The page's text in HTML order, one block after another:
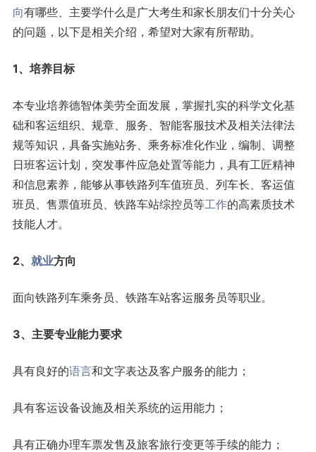
向有哪些、主要学什么是广大考生和家长朋友们十分关心
的问题，以下是相关介绍，希望对大家有所帮助。
1、培养目标
本专业培养德智体美劳全面发展，掌握扎实的科学文化基
础和客运组织、规章、服务、智能客服技术及相关法律法
规等知识，具备实施站务、乘务标准化作业，编制、调整
日班客运计划，突发事件应急处置等能力，具有工匠精神
和信息素养，能够从事铁路列车值班员、列车长、客运值
班员、售票值班员、铁路车站综控员等工作的高素质技术
技能人才。
2、 就业方向
面向铁路列车乘务员、铁路车站客运服务员等职业。
3、主要专业能力要求
具有良好的语言和文字表达及客户服务的能力；
具有客运设备设施及相关系统的运用能力；
具有正确办理车票发售及旅客旅行变更等手续的能力；